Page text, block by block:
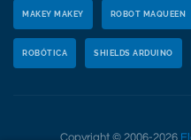
MAKEY MAKEY ROBOT MAQUEEN
ROBÓTICA SHIELDS ARDUINO
Copyright © 2006-2026